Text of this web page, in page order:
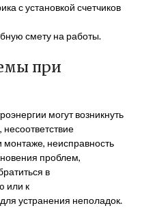
с установкой счетчиков
смету на работы.
при
могут возникнуть
монтаже, неисправность
проблем,
в
или к
устранения неполадок.